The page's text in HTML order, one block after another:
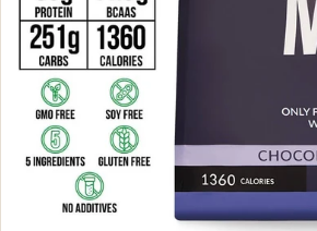
PROTEIN POWDERS Best Seller
Siero di latte da
Isolato di siero di
alimentati a erba
Polvere di
Caseina micellare
Incrementatore di
Caffè Proteico